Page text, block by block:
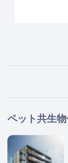
ペット共生